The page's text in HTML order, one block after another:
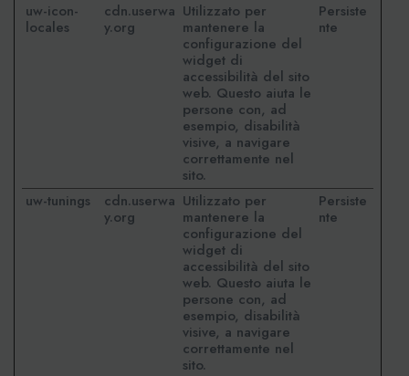
uw-icon-
locales
cdn.userwa
y.org
Utilizzato per
mantenere la
configurazione del
widget di
accessibilità del sito
web. Questo aiuta le
persone con, ad
esempio, disabilità
visive, a navigare
correttamente nel
sito.
Persiste
nte
uw-tunings
cdn.userwa
y.org
Utilizzato per
mantenere la
configurazione del
widget di
accessibilità del sito
web. Questo aiuta le
persone con, ad
esempio, disabilità
visive, a navigare
correttamente nel
sito.
Persiste
nte